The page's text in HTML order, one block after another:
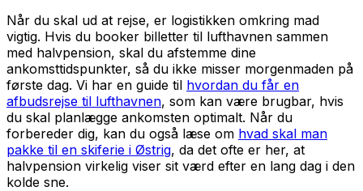
Når du skal ud at rejse, er logistikken omkring mad
vigtig. Hvis du booker billetter til lufthavnen sammen
med halvpension, skal du afstemme dine
ankomsttidspunkter, så du ikke misser morgenmaden på
første dag. Vi har en guide til hvordan du får en
afbudsrejse til lufthavnen, som kan være brugbar, hvis
du skal planlægge ankomsten optimalt. Når du
forbereder dig, kan du også læse om hvad skal man
pakke til en skiferie i Østrig, da det ofte er her, at
halvpension virkelig viser sit værd efter en lang dag i den
kolde sne.